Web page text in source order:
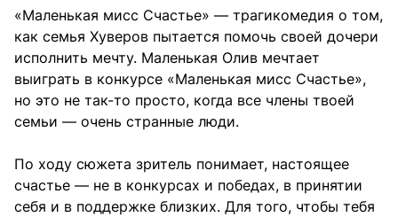
«Маленькая мисс Счастье» — трагикомедия о том,
как семья Хуверов пытается помочь своей дочери
исполнить мечту. Маленькая Олив мечтает
выиграть в конкурсе «Маленькая мисс Счастье»,
но это не так-то просто, когда все члены твоей
семьи — очень странные люди.
По ходу сюжета зритель понимает, настоящее
счастье — не в конкурсах и победах, в принятии
себя и в поддержке близких. Для того, чтобы тебя